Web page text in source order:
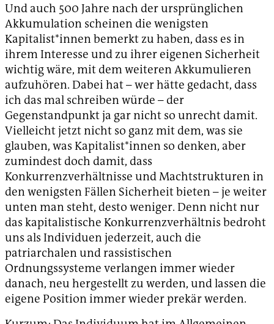
Und auch 500 Jahre nach der ursprünglichen
Akkumulation scheinen die wenigsten
Kapitalist*innen bemerkt zu haben, dass es in
ihrem Interesse und zu ihrer eigenen Sicherheit
wichtig wäre, mit dem weiteren Akkumulieren
aufzuhören. Dabei hat – wer hätte gedacht, dass
ich das mal schreiben würde – der
Gegenstandpunkt ja gar nicht so unrecht damit.
Vielleicht jetzt nicht so ganz mit dem, was sie
glauben, was Kapitalist*innen so denken, aber
zumindest doch damit, dass
Konkurrenzverhältnisse und Machtstrukturen in
den wenigsten Fällen Sicherheit bieten – je weiter
unten man steht, desto weniger. Denn nicht nur
das kapitalistische Konkurrenzverhältnis bedroht
uns als Individuen jederzeit, auch die
patriarchalen und rassistischen
Ordnungssysteme verlangen immer wieder
danach, neu hergestellt zu werden, und lassen die
eigene Position immer wieder prekär werden.